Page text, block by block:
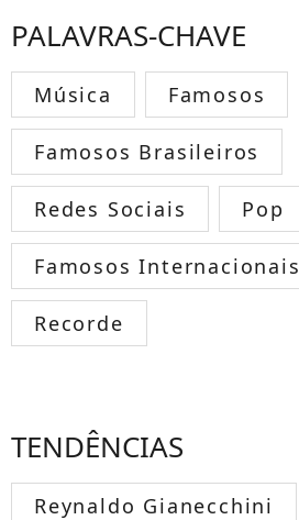
PALAVRAS-CHAVE
Música Famosos
Famosos Brasileiros
Redes Sociais Pop
Famosos Internacionais
Recorde
TENDÊNCIAS
Reynaldo Gianecchini